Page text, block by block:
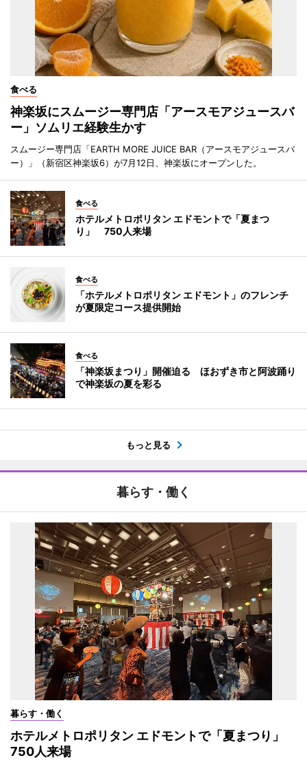
食べる
神楽坂にスムージー専門店「アースモアジュースバ
ー」ソムリエ経験生かす
スムージー専門店「EARTH MORE JUICE BAR（アースモアジュースバ
ー）」（新宿区神楽坂6）が7月12日、神楽坂にオープンした。
食べる
ホテルメトロポリタン エドモントで「夏まつ
り」 750人来場
食べる
「ホテルメトロポリタン エドモント」のフレンチ
が夏限定コース提供開始
食べる
「神楽坂まつり」開催迫る ほおずき市と阿波踊り
で神楽坂の夏を彩る
もっと見る
暮らす・働く
暮らす・働く
ホテルメトロポリタン エドモントで「夏まつり」
750人来場